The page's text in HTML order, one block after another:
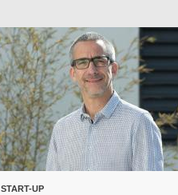
START-UP